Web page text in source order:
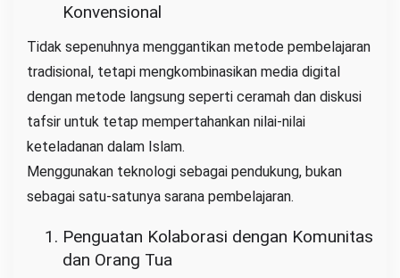
Konvensional
Tidak sepenuhnya menggantikan metode pembelajaran
tradisional, tetapi mengkombinasikan media digital
dengan metode langsung seperti ceramah dan diskusi
tafsir untuk tetap mempertahankan nilai-nilai
keteladanan dalam Islam.
Menggunakan teknologi sebagai pendukung, bukan
sebagai satu-satunya sarana pembelajaran.
Penguatan Kolaborasi dengan Komunitas
dan Orang Tua